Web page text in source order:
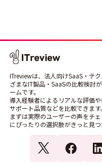
ITreviewは、法人向けSaaS・テ
ざまなIT製品・SaaSの比較検討
ームです。
導入経験者によるリアルな評価
サポート品質などを比較できます。
まずは実際のユーザーの声をチ
にぴったりの選択肢がきっと見つ